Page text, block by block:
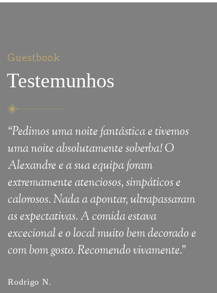
Guestbook
Testemunhos
“Pedimos uma noite fantástica e tivemos
uma noite absolutamente soberba! O
Alexandre e a sua equipa foram
extremamente atenciosos, simpáticos e
calorosos. Nada a apontar, ultrapassaram
as expectativas. A comida estava
excecional e o local muito bem decorado e
com bom gosto. Recomendo vivamente."
Rodrigo N.